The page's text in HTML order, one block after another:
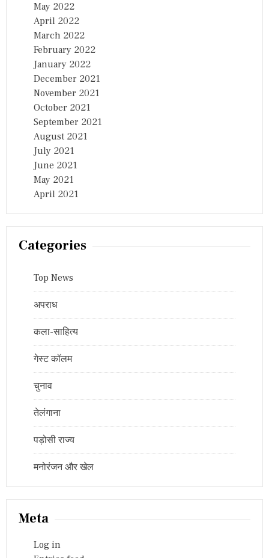
May 2022
April 2022
March 2022
February 2022
January 2022
December 2021
November 2021
October 2021
September 2021
August 2021
July 2021
June 2021
May 2021
April 2021
Categories
Top News
अपराध
कला-साहित्य
गेस्ट कॉलम
चुनाव
तेलंगाना
पड़ोसी राज्य
मनोरंजन और खेल
Meta
Log in